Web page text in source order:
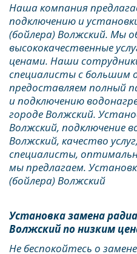
Наша компания
подключению и
(бойлера) Волжский. Мы
высококачественные
ценами. Наши
специалисты с
предоставляем полный
и подключению
городе Волжский.
Волжский, подключение
Волжский, качество
специалисты,
мы предлагаем.
(бойлера) Волжский
Установка замена
Волжский по низким
Не беспокойтесь о